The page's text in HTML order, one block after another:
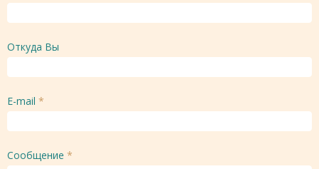
Откуда Вы
E-mail *
Сообщение *